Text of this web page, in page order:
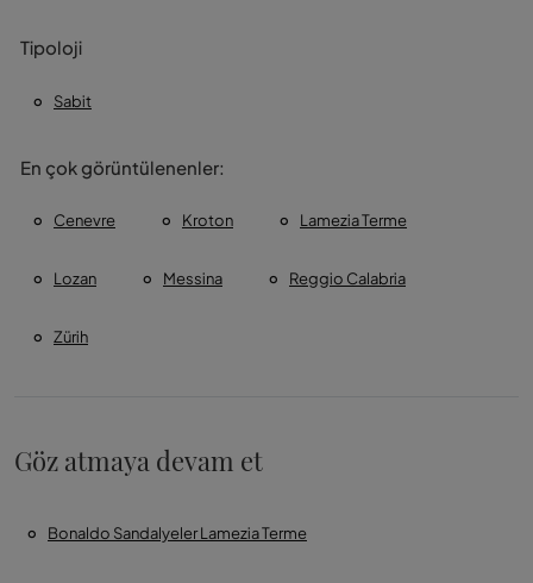
Tipoloji
Sabit
En çok görüntülenenler:
Cenevre Kroton Lamezia Terme
Lozan Messina Reggio Calabria
Zürih
Göz atmaya devam et
Bonaldo Sandalyeler Lamezia Terme